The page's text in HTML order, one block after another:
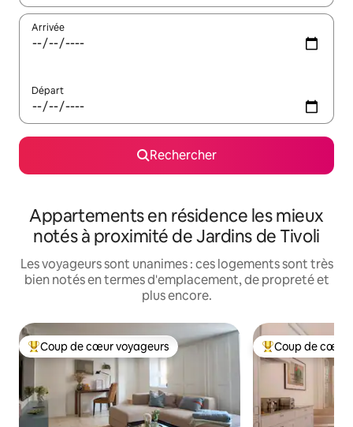
Arrivée
Départ
Rechercher
Appartements en résidence les mieux
notés à proximité de Jardins de Tivoli
Les voyageurs sont unanimes : ces logements sont très
bien notés en termes d'emplacement, de propreté et
plus encore.
Coups de cœur voyageurs les plus appréciés
Coup de cœur voyageurs Coups de cœur
Coup de cœur